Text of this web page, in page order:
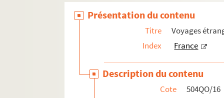
Présentation du contenu
Titre
Voyages
Index
France
Description du contenu
Cote
504QO/16